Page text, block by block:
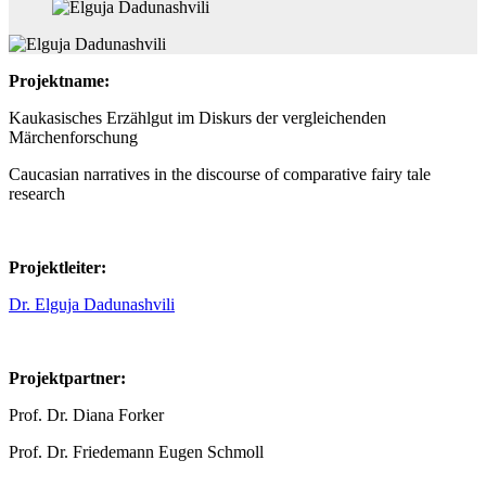
Projektname:
Kaukasisches Erzählgut im Diskurs der vergleichenden
Märchenforschung
Caucasian narratives in the discourse of comparative fairy tale
research
Projektleiter:
Dr. Elguja Dadunashvili
Projektpartner:
Prof. Dr. Diana Forker
Prof. Dr. Friedemann Eugen Schmoll